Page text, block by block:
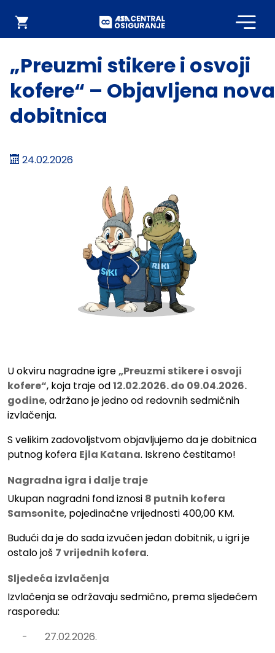
Webshop
„Preuzmi stikere i osvoji
kofere“ – Objavljena nova
dobitnica
24.02.2026
„Preuzmi stikere i osvoji
U okviru nagradne igre„Preuzmi stikere i osvoji
kofere“, koja traje od12.02.2026. do 09.04.2026.
godine, održano je jedno od redovnih sedmičnih
izvlačenja.
S velikim zadovoljstvom objavljujemo da je dobitnica
putnog kofera Ejla Katana. Iskreno čestitamo!
Nagradna igra i dalje traje
Ukupan nagradni fond iznosi 8 putnih kofera
Samsonite, pojedinačne vrijednosti 400,00 KM.
Budući da je do sada izvučen jedan dobitnik, u igri je
ostalo još 7 vrijednih kofera.
Sljedeća izvlačenja
Izvlačenja se održavaju sedmično, prema sljedećem
rasporedu:
-
27.02.2026.